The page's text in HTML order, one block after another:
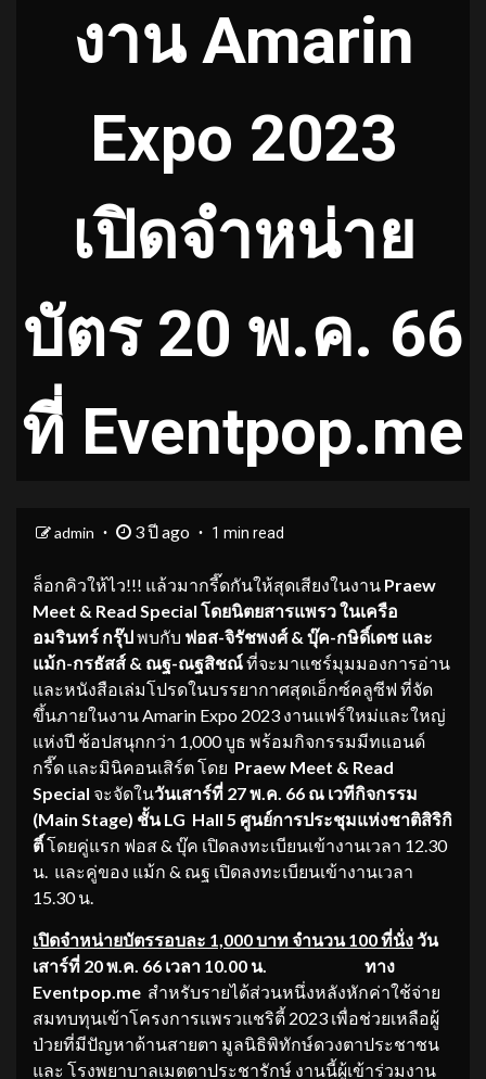
งาน Amarin
Expo 2023
เปิดจำหน่าย
บัตร 20 พ.ค. 66
ที่ Eventpop.me
admin 3 ปี ago 1 min read
ล็อกคิวให้ไว!!! แล้วมากรี๊ดกันให้สุดเสียงในงาน Praew
Meet & Read Special โดยนิตยสารแพรว ในเครือ
อมรินทร์ กรุ๊ปพบกับ ฟอส-จิรัชพงศ์& บุ๊ค-กษิดิ์เดช และ
แม้ก-กรธัสส์ & ณฐ-ณฐสิชณ์ที่จะมาแชร์มุมมองการอ่าน
และหนังสือเล่มโปรดในบรรยากาศสุดเอ็กซ์คลูซีฟ ที่จัด
ขึ้นภายในงาน Amarin Expo 2023 งานแฟร์ใหม่และใหญ่
แห่งปี ช้อปสนุกกว่า 1,000 บูธ พร้อมกิจกรรมมีทแอนด์
กรี๊ด และมินิคอนเสิร์ต โดย Praew Meet & Read
Special จะจัดในวันเสาร์ที่ 27 พ.ค. 66 ณ เวทีกิจกรรม
(Main Stage) ชั้น LG Hall 5 ศูนย์การประชุมแห่งชาติสิริกิ
ติ์โดยคู่แรก ฟอส & บุ๊ค เปิดลงทะเบียนเข้างานเวลา 12.30
น. และคู่ของ แม้ก & ณฐ เปิดลงทะเบียนเข้างานเวลา
15.30 น.
เปิดจำหน่ายบัตรรอบละ 1,000 บาท จำนวน 100 ที่นั่งวัน
เสาร์ที่ 20 พ.ค. 66 เวลา 10.00 น. ทาง
Eventpop .me สำหรับรายได้ส่วนหนึ่งหลังหักค่าใช้จ่าย
สมทบทุนเข้าโครงการแพรวแชริตี้ 2023 เพื่อช่วยเหลือผู้
ป่วยที่มีปัญหาด้านสายตา มูลนิธิพิทักษ์ดวงตาประชาชน
และ โรงพยาบาลเมตตาประชารักษ์ งานนี้ผู้เข้าร่วมงาน